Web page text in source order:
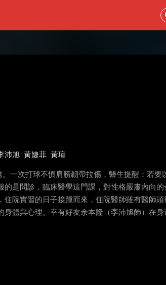
沛旭 黃婕菲 黃瑄
一次打球不慎肩膀韌帶拉傷，醫生提醒：若
是問診，臨床醫學這門課，對性格嚴肅內向
院實習的日子接踵而來，住院醫師雖有醫師
體與心理。幸有好友余本隆（李沛旭飾）在